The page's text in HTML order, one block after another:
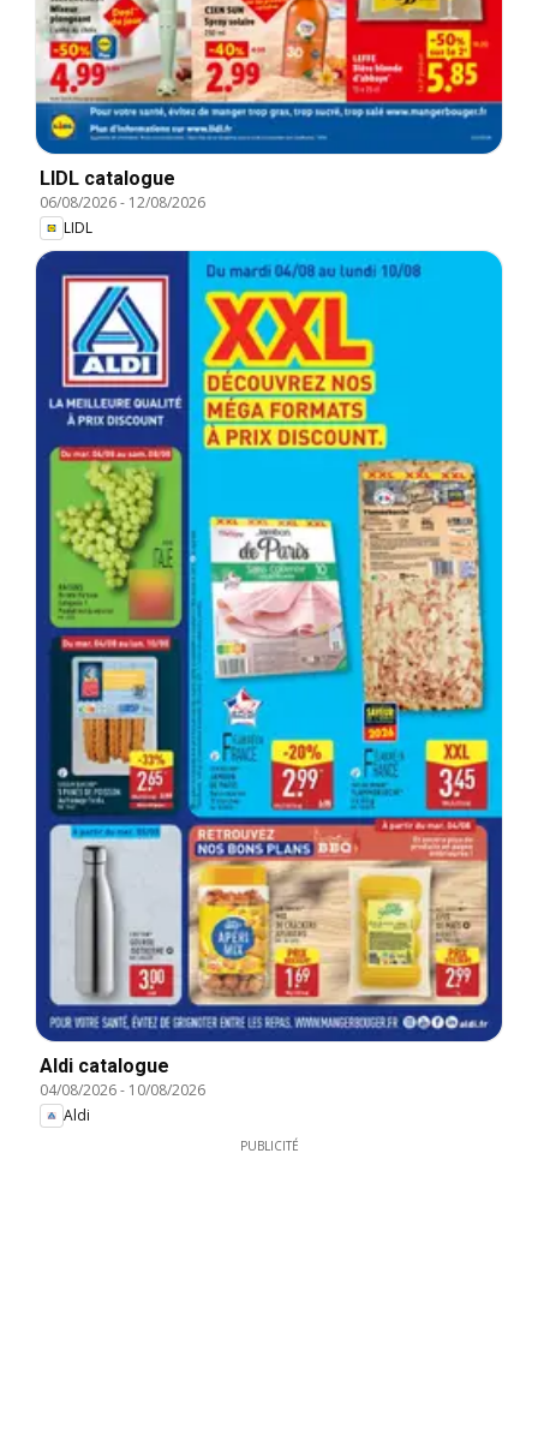
LIDL catalogue
06/08/2026- 12/08/2026
LIDL
Aldi catalogue
04/08/2026- 10/08/2026
Aldi
PUBLICITÉ